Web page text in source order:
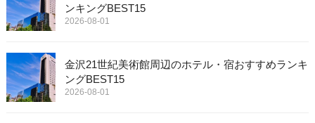
ンキングBEST15
2026-08-01
金沢21世紀美術館周辺のホテル・宿おすすめランキ
ングBEST15
2026-08-01